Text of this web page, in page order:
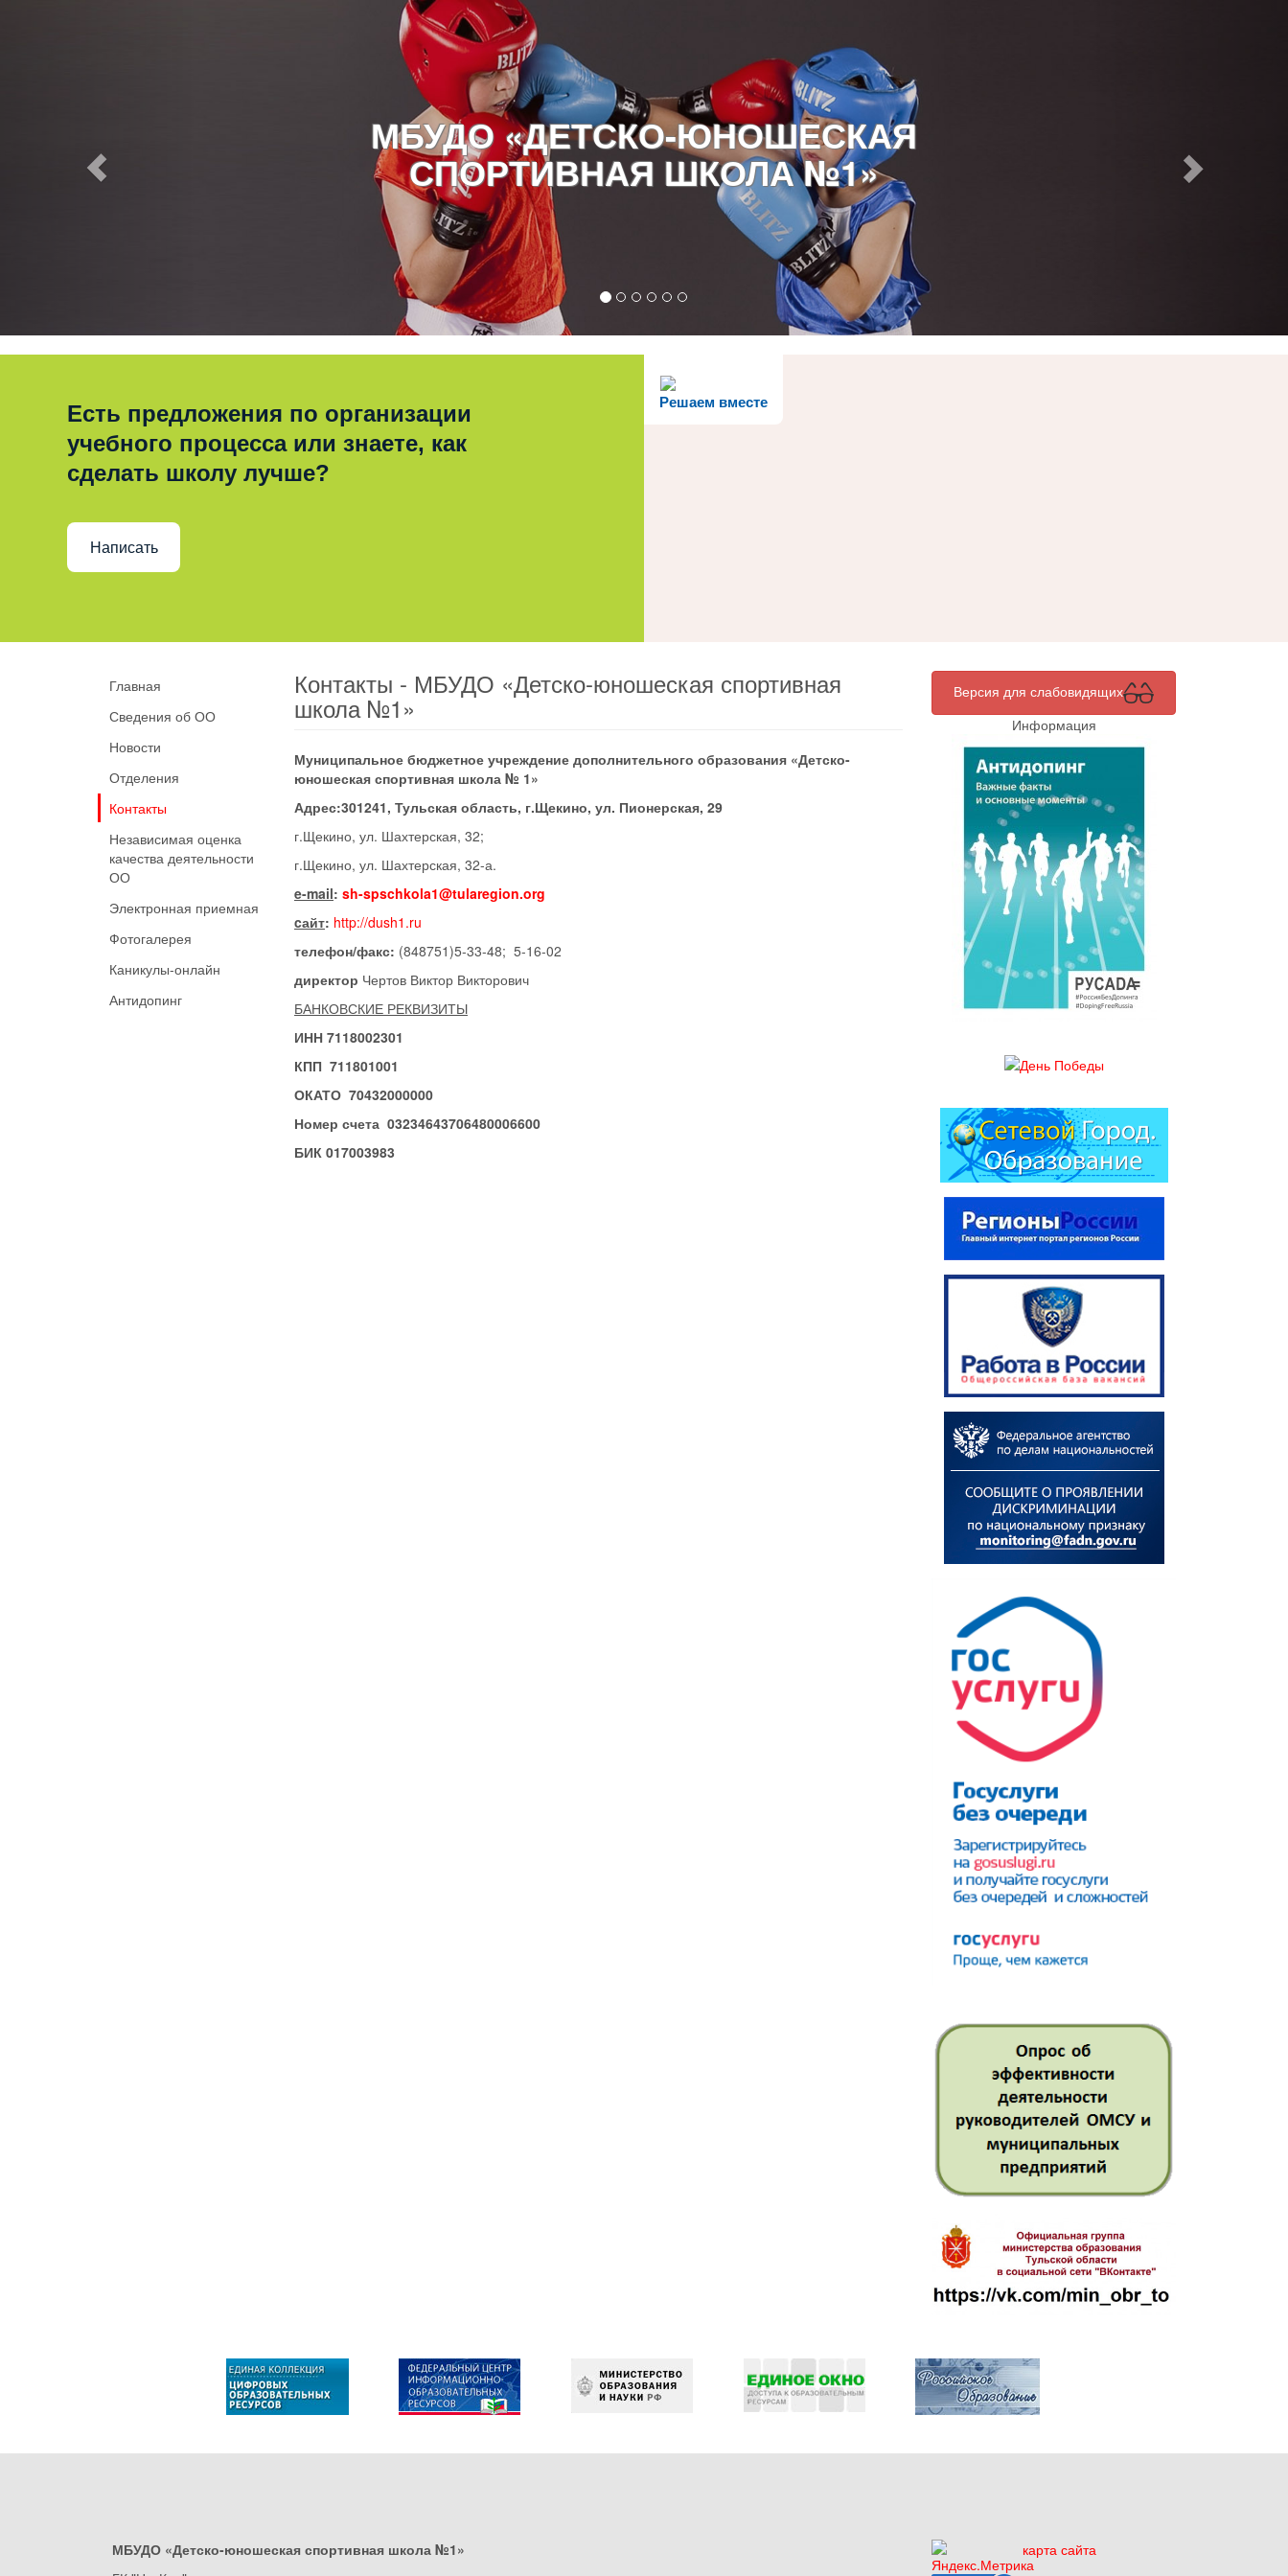
МБУДО «ДЕТСКО-ЮНОШЕСКАЯ
СПОРТИВНАЯ ШКОЛА №1»
Решаем вместе
Есть предложения по организации
учебного процесса или знаете, как
сделать школу лучше?
Написать
Главная
Сведения об ОО
Новости
Отделения
Контакты
Независимая оценка
качества деятельности
ОО
Электронная приемная
Фотогалерея
Каникулы-онлайн
Антидопинг
Контакты - МБУДО «Детско-юношеская спортивная
школа №1»
Муниципальное бюджетное учреждение дополнительного образования «Детско-
юношеская спортивная школа № 1»
Адрес:301241, Тульская область, г.Щекино, ул. Пионерская, 29
г.Щекино, ул. Шахтерская, 32;
г.Щекино, ул. Шахтерская, 32-а.
e-mail: sh-spschkola1@tularegion.org
cайт: http://dush1.ru
телефон/факс: (848751)5-33-48; 5-16-02
директор Чертов Виктор Викторович
БАНКОВСКИЕ РЕКВИЗИТЫ
ИНН 7118002301
КПП 711801001
ОКАТО 70432000000
Номер счета 03234643706480006600
БИК 017003983
Версия для слабовидящих
Информация
МБУДО «Детско-юношеская спортивная школа №1»
карта сайта